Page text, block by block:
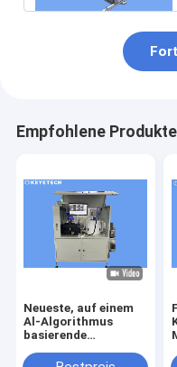
Empfohlene Produkte
Neueste, auf einem
Al-Algorithmus
basierende
Erkennung von